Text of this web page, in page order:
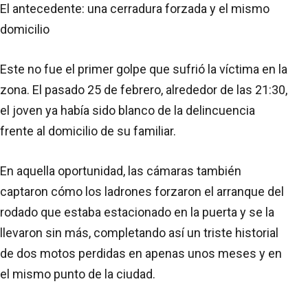
El antecedente: una cerradura forzada y el mismo
domicilio
Este no fue el primer golpe que sufrió la víctima en la
zona. El pasado 25 de febrero, alrededor de las 21:30,
el joven ya había sido blanco de la delincuencia
frente al domicilio de su familiar.
En aquella oportunidad, las cámaras también
captaron cómo los ladrones forzaron el arranque del
rodado que estaba estacionado en la puerta y se la
llevaron sin más, completando así un triste historial
de dos motos perdidas en apenas unos meses y en
el mismo punto de la ciudad.